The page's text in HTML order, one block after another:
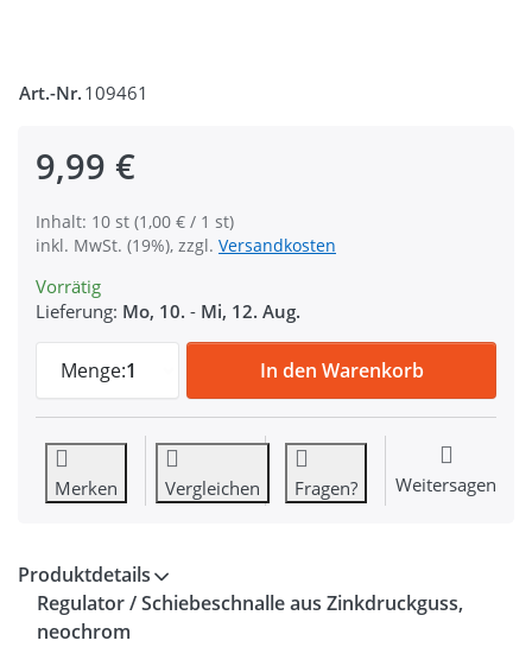
Art.-Nr. 109461
9,99 €
Inhalt: 10 st (1,00 € / 1 st)
inkl. MwSt. (19%), zzgl. Versandkosten
Vorrätig
Lieferung: Mo, 10. - Mi, 12. Aug.
Menge:1
Regulator aus Zinkdruckguss -
In den Warenkorb
Merken Vergleichen Fragen? Weitersagen
Produktdetails
Regulator / Schiebeschnalle aus Zinkdruckguss,
neochrom